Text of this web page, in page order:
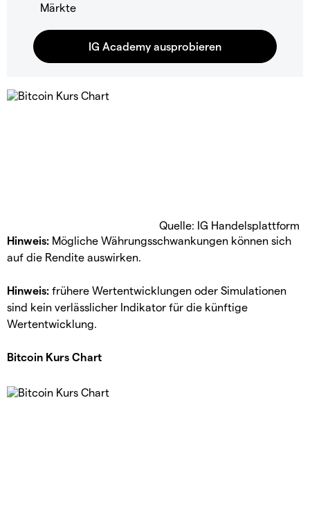
Märkte
Quelle: IG Handelsplattform
Hinweis: Mögliche Währungsschwankungen können sich
auf die Rendite auswirken.
Hinweis: frühere Wertentwicklungen oder Simulationen
sind kein verlässlicher Indikator für die künftige
Wertentwicklung.
Bitcoin Kurs Chart